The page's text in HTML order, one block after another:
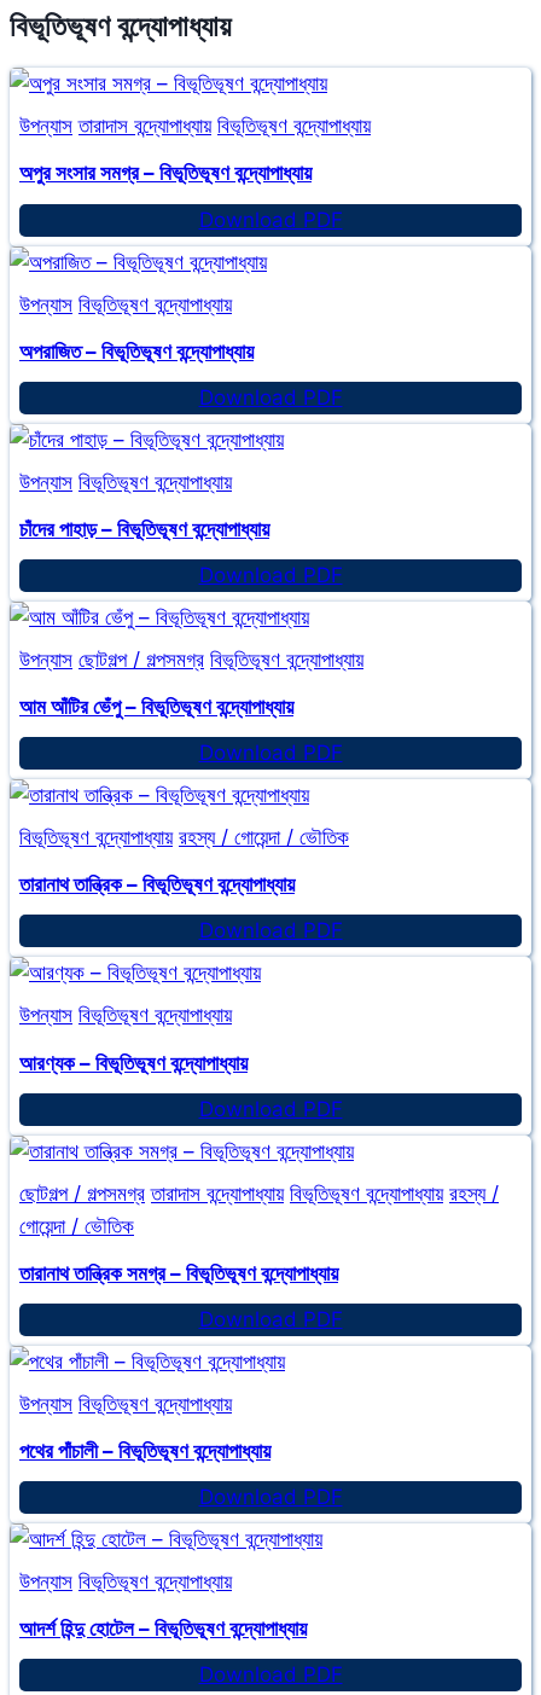
বিভূতিভূষণ বন্দ্যোপাধ্যায়
উপন্যাস তারাদাস বন্দ্যোপাধ্যায় বিভূতিভূষণ বন্দ্যোপাধ্যায়
অপুর সংসার সমগ্র – বিভূতিভূষণ বন্দ্যোপাধ্যায়
Download PDFঅপুর
সংসার
বন্দ্যোপাধ্যায়
উপন্যাস বিভূতিভূষণ বন্দ্যোপাধ্যায়
অপরাজিত – বিভূতিভূষণ বন্দ্যোপাধ্যায়
Download PDFঅপরাজিত
–
উপন্যাস বিভূতিভূষণ বন্দ্যোপাধ্যায়
চাঁদের পাহাড় – বিভূতিভূষণ বন্দ্যোপাধ্যায়
Download PDFচাঁদের
পাহাড়
বিভূতিভূষণ
উপন্যাস ছোটগল্প / গল্পসমগ্র বিভূতিভূষণ বন্দ্যোপাধ্যায়
আম আঁটির ভেঁপু – বিভূতিভূষণ বন্দ্যোপাধ্যায়
Download PDFআম
আঁটির
–
বন্দ্যোপাধ্যায়
বিভূতিভূষণ বন্দ্যোপাধ্যায় রহস্য / গোয়েন্দা / ভৌতিক
তারানাথ তান্ত্রিক – বিভূতিভূষণ বন্দ্যোপাধ্যায়
Download PDFতারানাথ
তান্ত্রিক
উপন্যাস বিভূতিভূষণ বন্দ্যোপাধ্যায়
আরণ্যক – বিভূতিভূষণ বন্দ্যোপাধ্যায়
Download PDFআরণ্যক
–
বন্দ্যোপাধ্যায়
ছোটগল্প / গল্পসমগ্র তারাদাস বন্দ্যোপাধ্যায় বিভূতিভূষণ বন্দ্যোপাধ্যায় রহস্য /
গোয়েন্দা / ভৌতিক
তারানাথ তান্ত্রিক সমগ্র – বিভূতিভূষণ বন্দ্যোপাধ্যায়
Download PDFতারানাথ
তান্ত্রিক
বন্দ্যোপাধ্যায়
উপন্যাস বিভূতিভূষণ বন্দ্যোপাধ্যায়
পথের পাঁচালী – বিভূতিভূষণ বন্দ্যোপাধ্যায়
Download PDFপথের
পাঁচালী
উপন্যাস বিভূতিভূষণ বন্দ্যোপাধ্যায়
আদর্শ হিন্দু হোটেল – বিভূতিভূষণ বন্দ্যোপাধ্যায়
Download PDFআদর্শ